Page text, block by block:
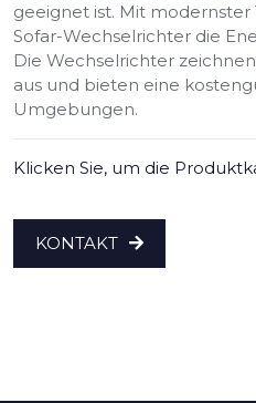
geeignet ist. Mit
Sofar-Wechselrichter die
Die Wechselrichter
aus und bieten eine
Umgebungen.
Klicken Sie, um die
KONTAKT